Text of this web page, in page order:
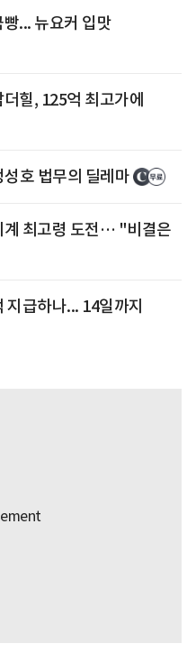
... 뉴요커 입맛
힐, 125억 최고가에
호 법무의 딜레마
계 최고령 도전… "비결은
급하나... 14일까지